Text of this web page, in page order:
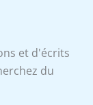
et d'écrits
du